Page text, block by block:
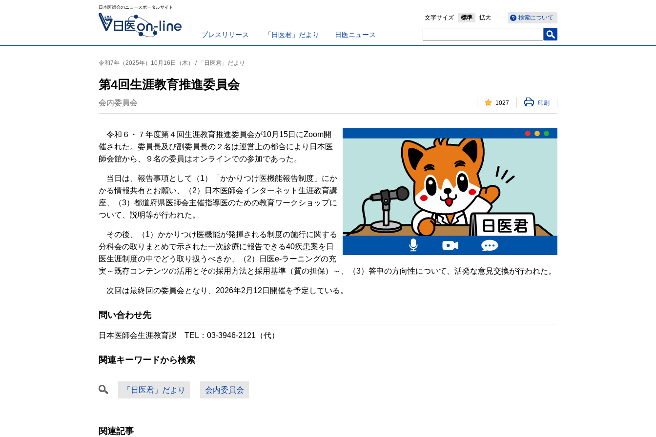
日本医師会のニュースポータルサイト
プレスリリース 「日医君」だより 日医ニュース
検索について
文字サイズ 標準 拡大
令和7年（2025年）10月16日（木） / 「日医君」だより
第4回生涯教育推進委員会
会内委員会 1027 印刷
令和６・７年度第４回生涯教育推進委員会が10月15日にZoom開
催された。委員長及び副委員長の２名は運営上の都合により日本医
師会館から、９名の委員はオンラインでの参加であった。
当日は、報告事項として（1）「かかりつけ医機能報告制度」にか
かる情報共有とお願い、（2）日本医師会インターネット生涯教育講
座、（3）都道府県医師会主催指導医のための教育ワークショップに
ついて、説明等が行われた。
その後、（1）かかりつけ医機能が発揮される制度の施行に関する
分科会の取りまとめで示された一次診療に報告できる40疾患案を日
医生涯制度の中でどう取り扱うべきか、（2）日医e-ラーニングの充
実～既存コンテンツの活用とその採用方法と採用基準（質の担保）～、（3）答申の方向性について、活発な意見交換が行われた。
次回は最終回の委員会となり、2026年2月12日開催を予定している。
問い合わせ先
日本医師会生涯教育課 TEL：03-3946-2121（代）
関連キーワードから検索
「日医君」だより 会内委員会
関連記事